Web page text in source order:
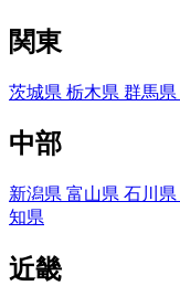
関東
茨城県 栃木県 群馬県
中部
新潟県 富山県 石川県
知県
近畿